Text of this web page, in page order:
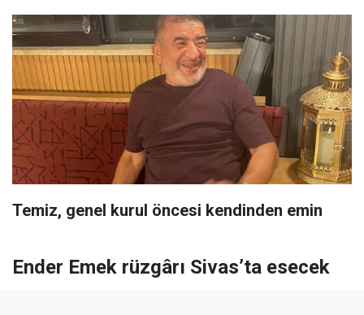
Temiz, genel kurul öncesi kendinden emin
Ender Emek rüzgârı Sivas’ta esecek